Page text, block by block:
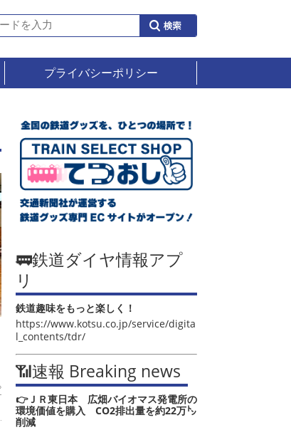
プライバシーポリシー
🚃鉄道ダイヤ情報アプ
リ
鉄道趣味をもっと楽しく！
https://www.kotsu.co.jp/service/digita
l_contents/tdr/
📶速報 Breaking news
👉ＪＲ東日本 広畑バイオマス発電所の
環境価値を購入 CO2排出量を約22万㌧
削減